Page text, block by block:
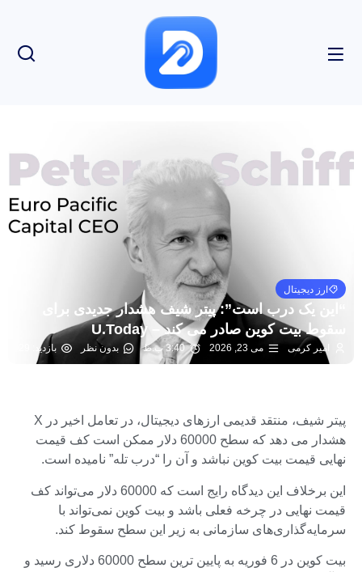
ارز دیجیتال
“این یک درب است”: پیتر شیف هشدار جدیدی برای
سقوط بیت کوین صادر می کند – U.Today
امیر کرمی می 23, 2026 3:40 ب.ظ بدون نظر بازدید: 29
پیتر شیف، منتقد قدیمی ارزهای دیجیتال، در تعامل اخیر در X
هشدار می دهد که سطح 60000 دلار ممکن است کف قیمت
نهایی قیمت بیت کوین نباشد و آن را “درب تله” نامیده است.
این برخلاف این دیدگاه رایج است که 60000 دلار می‌تواند کف
قیمت نهایی در چرخه فعلی باشد و بیت کوین نمی‌تواند با
سرمایه‌گذاری‌های سازمانی به زیر این سطح سقوط کند.
بیت کوین در 6 فوریه به پایین ترین سطح 60000 دلاری رسید و